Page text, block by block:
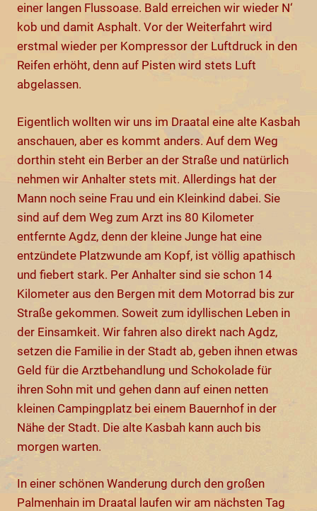
einer langen Flussoase. Bald erreichen wir wieder N‘
kob und damit Asphalt. Vor der Weiterfahrt wird
erstmal wieder per Kompressor der Luftdruck in den
Reifen erhöht, denn auf Pisten wird stets Luft
abgelassen.
Eigentlich wollten wir uns im Draatal eine alte Kasbah
anschauen, aber es kommt anders. Auf dem Weg
dorthin steht ein Berber an der Straße und natürlich
nehmen wir Anhalter stets mit. Allerdings hat der
Mann noch seine Frau und ein Kleinkind dabei. Sie
sind auf dem Weg zum Arzt ins 80 Kilometer
entfernte Agdz, denn der kleine Junge hat eine
entzündete Platzwunde am Kopf, ist völlig apathisch
und fiebert stark. Per Anhalter sind sie schon 14
Kilometer aus den Bergen mit dem Motorrad bis zur
Straße gekommen. Soweit zum idyllischen Leben in
der Einsamkeit. Wir fahren also direkt nach Agdz,
setzen die Familie in der Stadt ab, geben ihnen etwas
Geld für die Arztbehandlung und Schokolade für
ihren Sohn mit und gehen dann auf einen netten
kleinen Campingplatz bei einem Bauernhof in der
Nähe der Stadt. Die alte Kasbah kann auch bis
morgen warten.
In einer schönen Wanderung durch den großen
Palmenhain im Draatal laufen wir am nächsten Tag